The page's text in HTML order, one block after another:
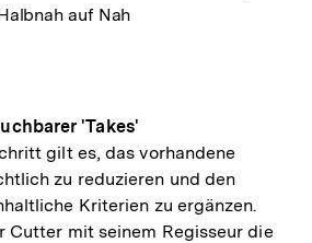
auf Nah
'Takes'
gilt es, das vorhandene
zu reduzieren und den
Kriterien zu ergänzen.
Cutter mit seinem Regisseur die